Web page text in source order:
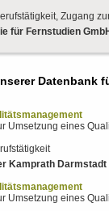
Zugang
für Fernstudien GmbH
Datenbank
eines
Kamprath Darmstadt
eines